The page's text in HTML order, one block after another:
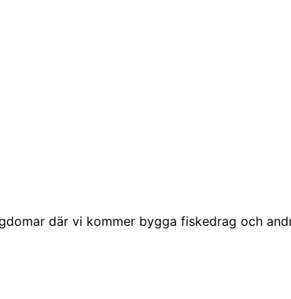
där vi kommer bygga fiskedrag och